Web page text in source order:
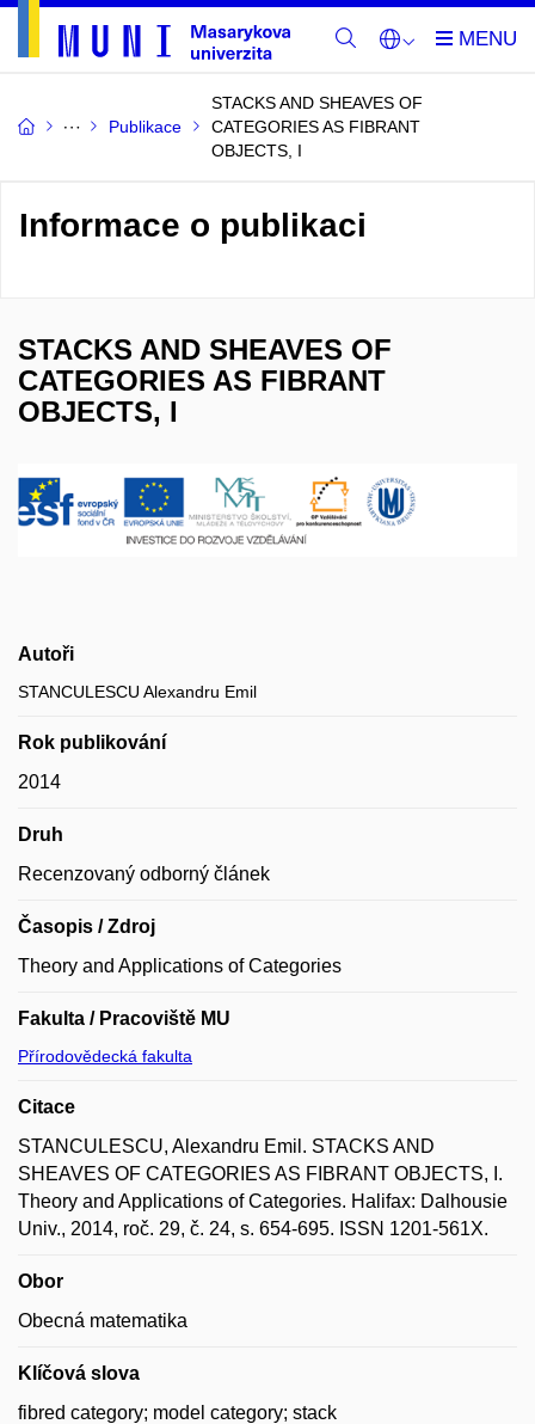
Publikace
STACKS AND SHEAVES OF
CATEGORIES AS FIBRANT
OBJECTS, I
Informace o publikaci
STACKS AND SHEAVES OF
CATEGORIES AS FIBRANT
OBJECTS, I
Autoři
STANCULESCU Alexandru Emil
Rok publikování
2014
Druh
Recenzovaný odborný článek
Časopis / Zdroj
Theory and Applications of Categories
Fakulta / Pracoviště MU
Přírodovědecká fakulta
Citace
STANCULESCU, Alexandru Emil. STACKS AND
SHEAVES OF CATEGORIES AS FIBRANT OBJECTS, I.
Theory and Applications of Categories. Halifax: Dalhousie
Univ., 2014, roč. 29, č. 24, s. 654-695. ISSN 1201-561X.
Obor
Obecná matematika
Klíčová slova
fibred category; model category; stack